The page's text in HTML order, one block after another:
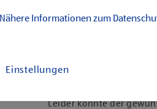
Leider konnte der
Nähere Informationen zum
Einstellungen